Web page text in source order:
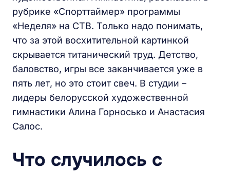
рубрике «Спорттаймер» программы
«Неделя» на СТВ. Только надо понимать,
что за этой восхитительной картинкой
скрывается титанический труд. Детство,
баловство, игры все заканчивается уже в
пять лет, но это стоит свеч. В студии –
лидеры белорусской художественной
гимнастики Алина Горносько и Анастасия
Салос.
Что случилось с